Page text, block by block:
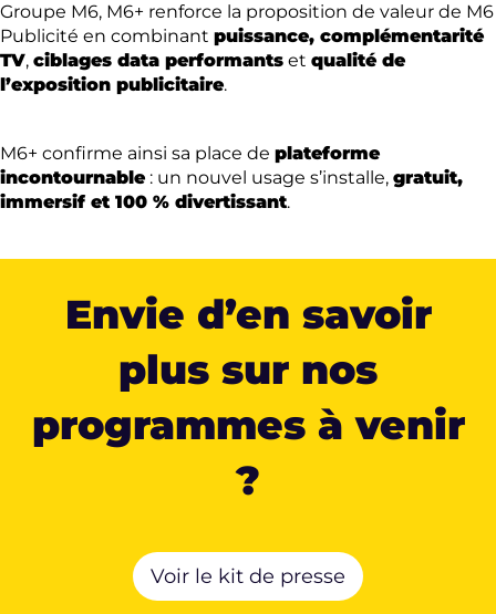
Groupe M6, M6+ renforce la proposition de valeur de M6
Publicité en combinant puissance, complémentarité
TV, ciblages data performants et qualité de
l’exposition publicitaire.
M6+ confirme ainsi sa place de plateforme
incontournable : un nouvel usage s’installe, gratuit,
immersif et 100 % divertissant.
Envie d’en savoir
plus sur nos
programmes à venir
?
Voir le kit de presse